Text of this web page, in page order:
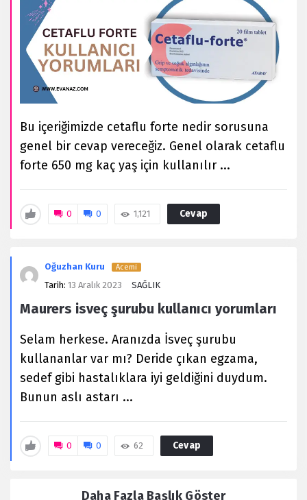
Bu içeriğimizde cetaflu forte nedir sorusuna
genel bir cevap vereceğiz. Genel olarak cetaflu
forte 650 mg kaç yaş için kullanılır ...
0 0 1,121 Cevap
Oğuzhan Kuru Acemi
Tarih: 13 Aralık 2023 SAĞLIK
Maurers isveç şurubu kullanıcı yorumları
Selam herkese. Aranızda İsveç şurubu
kullananlar var mı? Deride çıkan egzama,
sedef gibi hastalıklara iyi geldiğini duydum.
Bunun aslı astarı ...
0 0 62 Cevap
Daha Fazla Başlık Göster